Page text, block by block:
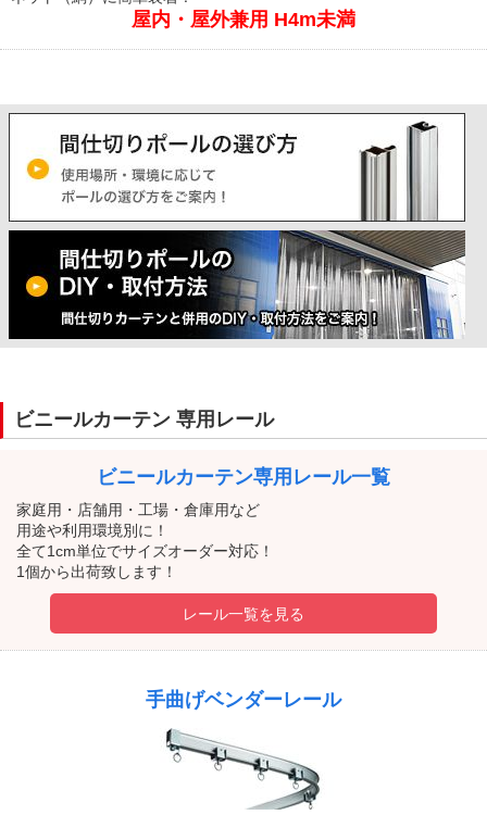
屋内・屋外兼用 H4m未満
ビニールカーテン 専用レール
ビニールカーテン専用レール一覧
家庭用・店舗用・工場・倉庫用など
用途や利用環境別に！
全て1cm単位でサイズオーダー対応！
1個から出荷致します！
レール一覧を見る
手曲げベンダーレール